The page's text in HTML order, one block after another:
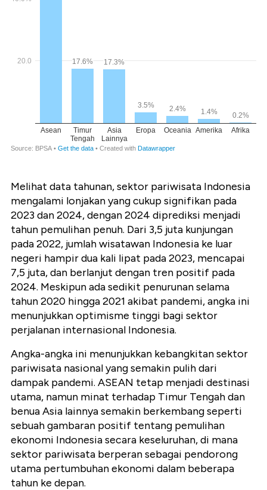
Melihat data tahunan, sektor pariwisata Indonesia
mengalami lonjakan yang cukup signifikan pada
2023 dan 2024, dengan 2024 diprediksi menjadi
tahun pemulihan penuh. Dari 3,5 juta kunjungan
pada 2022, jumlah wisatawan Indonesia ke luar
negeri hampir dua kali lipat pada 2023, mencapai
7,5 juta, dan berlanjut dengan tren positif pada
2024. Meskipun ada sedikit penurunan selama
tahun 2020 hingga 2021 akibat pandemi, angka ini
menunjukkan optimisme tinggi bagi sektor
perjalanan internasional Indonesia.
Angka-angka ini menunjukkan kebangkitan sektor
pariwisata nasional yang semakin pulih dari
dampak pandemi. ASEAN tetap menjadi destinasi
utama, namun minat terhadap Timur Tengah dan
benua Asia lainnya semakin berkembang seperti
sebuah gambaran positif tentang pemulihan
ekonomi Indonesia secara keseluruhan, di mana
sektor pariwisata berperan sebagai pendorong
utama pertumbuhan ekonomi dalam beberapa
tahun ke depan.